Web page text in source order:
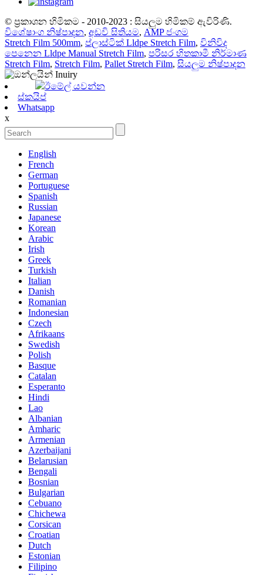
© ප්‍රකාශන හිමිකම - 2010-2023 : සියලුම හිමිකම් ඇවිරිණි.
විශේෂාංග නිෂ්පාදන, අඩවි සිතියම, AMP ජංගම
Stretch Film 500mm, ප්ලාස්ටික් Lldpe Stretch Film, විනිවිද
පෙනෙන Lldpe Manual Stretch Film, පරිසර හිතකාමී නිර්මාණ
Stretch Film, Stretch Film, Pallet Stretch Film, සියලුම නිෂ්පාදන
ඊමේල් යවන්න
ස්කයිප්
Whatsapp
x
English
French
German
Portuguese
Spanish
Russian
Japanese
Korean
Arabic
Irish
Greek
Turkish
Italian
Danish
Romanian
Indonesian
Czech
Afrikaans
Swedish
Polish
Basque
Catalan
Esperanto
Hindi
Lao
Albanian
Amharic
Armenian
Azerbaijani
Belarusian
Bengali
Bosnian
Bulgarian
Cebuano
Chichewa
Corsican
Croatian
Dutch
Estonian
Filipino